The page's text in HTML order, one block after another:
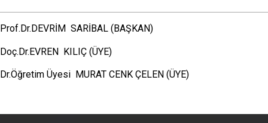
Prof.Dr.DEVRİM SARİBAL (BAŞKAN)
Doç.Dr.EVREN KILIÇ (ÜYE)
Dr.Öğretim Üyesi MURAT CENK ÇELEN (ÜYE)